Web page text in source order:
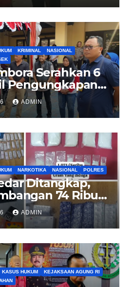
Aren
KRIMINAL
NASIONAL
Serahkan 6
Pengungkapan
Kepada
sah
ADMIN
NARKOTIKA NASIONAL POLRES
Ditangkap,
74 Ribu
Sabu Hingga
Etomidate
ADMIN
KASUS HUKUM
KEJAKSAAN AGUNG RI